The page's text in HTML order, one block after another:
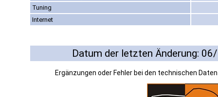
Tuning
Internet
Datum der letzten Änderung:
Ergänzungen oder Fehler bei den technischen